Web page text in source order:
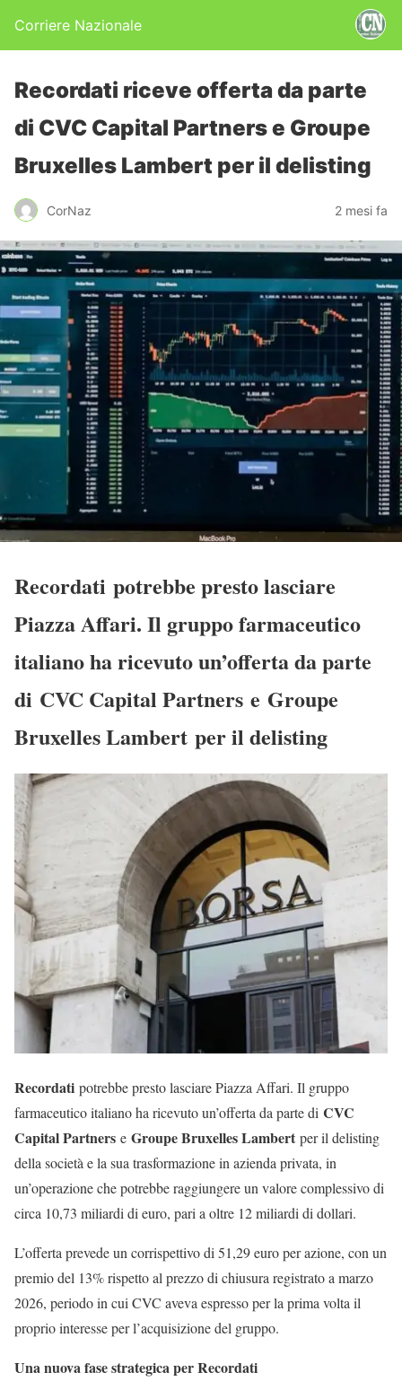
Corriere Nazionale
Recordati riceve offerta da parte
di CVC Capital Partners e Groupe
Bruxelles Lambert per il delisting
CorNaz 2 mesi fa
Recordati potrebbe presto lasciare
Piazza Affari. Il gruppo farmaceutico
italiano ha ricevuto un’offerta da parte
di CVC Capital Partners e Groupe
Bruxelles Lambert per il delisting
Recordati potrebbe presto lasciare Piazza Affari. Il gruppo
farmaceutico italiano ha ricevuto un’offerta da parte di CVC
Capital Partners e Groupe Bruxelles Lambert per il delisting
della società e la sua trasformazione in azienda privata, in
un’operazione che potrebbe raggiungere un valore complessivo di
circa 10,73 miliardi di euro, pari a oltre 12 miliardi di dollari.
L’offerta prevede un corrispettivo di 51,29 euro per azione, con un
premio del 13% rispetto al prezzo di chiusura registrato a marzo
2026, periodo in cui CVC aveva espresso per la prima volta il
proprio interesse per l’acquisizione del gruppo.
Una nuova fase strategica per Recordati